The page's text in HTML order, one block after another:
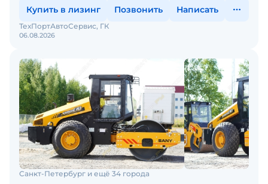
Купить в лизинг Позвонить Написать
06.08.2026
ТехПортАвтоСервис, ГК
Санкт-Петербург и ещё 34 города